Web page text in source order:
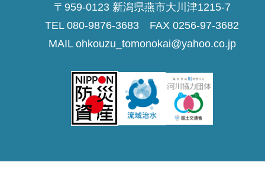
〒959-0123 新潟県燕市大川津1215-7
TEL 080-9876-3683 FAX 0256-97-3682
MAIL ohkouzu_tomonokai@yahoo.co.jp